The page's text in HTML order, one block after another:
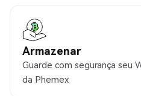
Armazenar
Guarde com segurança seu
da Phemex